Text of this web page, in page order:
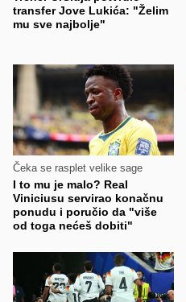
transfer Jove Lukića: "Želim
mu sve najbolje"
Čeka se rasplet velike sage
I to mu je malo? Real
Viniciusu servirao konačnu
ponudu i poručio da "više
od toga nećeš dobiti"